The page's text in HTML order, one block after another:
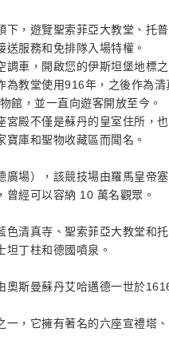
，遊覽聖索菲亞大教堂、托
服務和免排隊入場特權。
車，開啟您的伊斯坦堡地標
教堂使用916年，之後作為
館，並一直向遊客開放至今。
殿不僅是蘇丹的皇室住所，
庫和聖物收藏區而聞名。
場），該競技場由羅馬皇帝
經可以容納 10 萬名觀眾。
清真寺、聖索菲亞大教堂和
坦丁柱和德國噴泉。
斯曼蘇丹艾哈邁德一世於
，它擁有著名的六座宣禮塔